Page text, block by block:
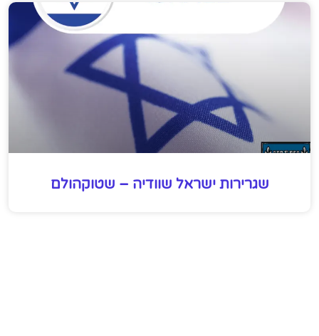
שגרירות ישראל שוודיה – שטוקהולם